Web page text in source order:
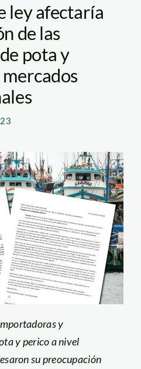
ley afectaría
de las
pota y
y
y perico a nivel
su preocupación